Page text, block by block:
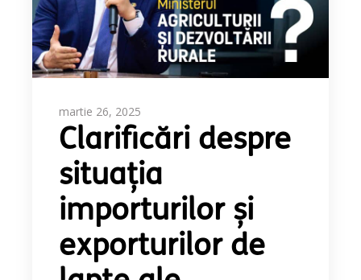
martie 26, 2025
Clarificări despre
situația
importurilor și
exporturilor de